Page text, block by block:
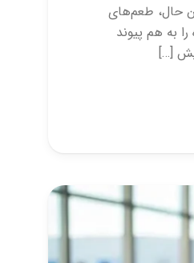
حال، طعم‌های
به هم پیوند
[…]